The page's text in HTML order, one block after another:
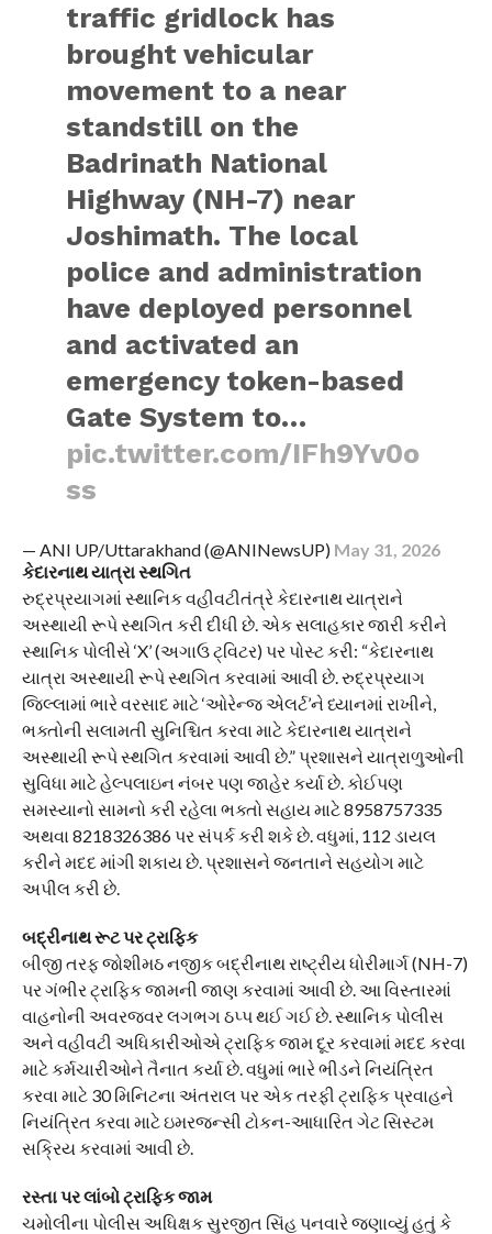
traffic gridlock has
brought vehicular
movement to a near
standstill on the
Badrinath National
Highway (NH-7) near
Joshimath. The local
police and administration
have deployed personnel
and activated an
emergency token-based
Gate System to…
pic.twitter.com/IFh9Yv0o
ss
— ANI UP/Uttarakhand (@ANINewsUP) May 31, 2026
કેદારનાથ યાત્રા સ્થગિત
રુદ્રપ્રયાગમાં સ્થાનિક વહીવટીતંત્રે કેદારનાથ યાત્રાને
અસ્થાયી રૂપે સ્થગિત કરી દીધી છે. એક સલાહકાર જારી કરીને
સ્થાનિક પોલીસે ‘X’ (અગાઉ ટ્વિટર) પર પોસ્ટ કરી: “કેદારનાથ
યાત્રા અસ્થાયી રૂપે સ્થગિત કરવામાં આવી છે. રુદ્રપ્રયાગ
જિલ્લામાં ભારે વરસાદ માટે ‘ઓરેન્જ એલર્ટ’ને ધ્યાનમાં રાખીને,
ભક્તોની સલામતી સુનિશ્ચિત કરવા માટે કેદારનાથ યાત્રાને
અસ્થાયી રૂપે સ્થગિત કરવામાં આવી છે.” પ્રશાસને યાત્રાળુઓની
સુવિધા માટે હેલ્પલાઇન નંબર પણ જાહેર કર્યા છે. કોઈપણ
સમસ્યાનો સામનો કરી રહેલા ભક્તો સહાય માટે 8958757335
અથવા 8218326386 પર સંપર્ક કરી શકે છે. વધુમાં, 112 ડાયલ
કરીને મદદ માંગી શકાય છે. પ્રશાસને જનતાને સહયોગ માટે
અપીલ કરી છે.
બદ્રીનાથ રૂટ પર ટ્રાફિક
બીજી તરફ જોશીમઠ નજીક બદ્રીનાથ રાષ્ટ્રીય ધોરીમાર્ગ (NH-7)
પર ગંભીર ટ્રાફિક જામની જાણ કરવામાં આવી છે. આ વિસ્તારમાં
વાહનોની અવરજવર લગભગ ઠપ્પ થઈ ગઈ છે. સ્થાનિક પોલીસ
અને વહીવટી અધિકારીઓએ ટ્રાફિક જામ દૂર કરવામાં મદદ કરવા
માટે કર્મચારીઓને તૈનાત કર્યા છે. વધુમાં ભારે ભીડને નિયંત્રિત
કરવા માટે 30 મિનિટના અંતરાલ પર એક તરફી ટ્રાફિક પ્રવાહને
નિયંત્રિત કરવા માટે ઇમરજન્સી ટોકન-આધારિત ગેટ સિસ્ટમ
સક્રિય કરવામાં આવી છે.
રસ્તા પર લાંબો ટ્રાફિક જામ
ચમોલીના પોલીસ અધિક્ષક સુરજીત સિંહ પનવારે જણાવ્યું હતું કે